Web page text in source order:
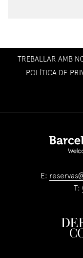
TREBALLAR AMB
POLÍTICA DE
E:
T: